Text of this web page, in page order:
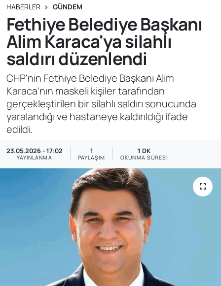
HABERLER GÜNDEM
Fethiye Belediye Başkanı
Alim Karaca'ya silahlı
saldırı düzenlendi
CHP'nin Fethiye Belediye Başkanı Alim
Karaca'nın maskeli kişiler tarafından
gerçekleştirilen bir silahlı saldırı sonucunda
yaralandığı ve hastaneye kaldırıldığı ifade
edildi.
23.05.2026 - 17:02
YAYINLANMA
1
PAYLAŞIM
1 DK
OKUNMA SÜRESI
EĞİTİM
YAŞAM
SİYASET
ASAYİŞ
SAĞLIK
Süper Lig Puan Durumu ve Fikstür
Tüm Manşetler
Son Dakika Haberleri
Haber Arşivi